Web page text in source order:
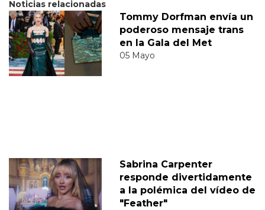
Noticias relacionadas
Tommy Dorfman envía un
poderoso mensaje trans
en la Gala del Met
05 Mayo
Sabrina Carpenter
responde divertidamente
a la polémica del vídeo de
"Feather"